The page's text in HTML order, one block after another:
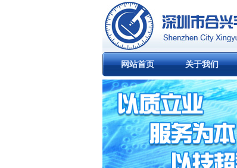
网站首页 关于我们